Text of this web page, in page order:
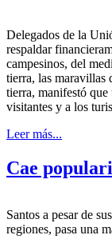
Delegados de la
respaldar
campesinos, del
tierra, las maravillas
tierra, manifestó que
visitantes y a los
Leer más...
Cae
Santos a pesar de
regiones, pasa una